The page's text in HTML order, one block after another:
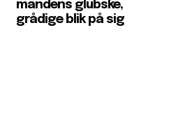
mandens glubske,
grådige blik på sig